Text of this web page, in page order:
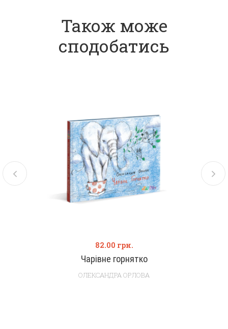
Також може
сподобатись
Чарівне горнятко
82.00 грн.
ОЛЕКСАНДРА ОРЛОВА